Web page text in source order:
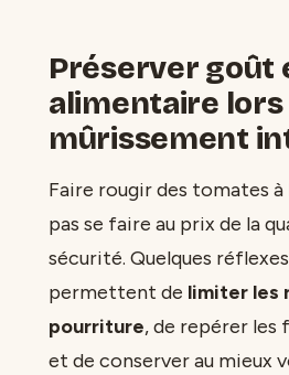
Préserver goût
alimentaire lors
mûrissement
Faire rougir des tomates
pas se faire au prix de la
sécurité. Quelques
permettent de limiter les
pourriture, de repérer les
et de conserver au mieux